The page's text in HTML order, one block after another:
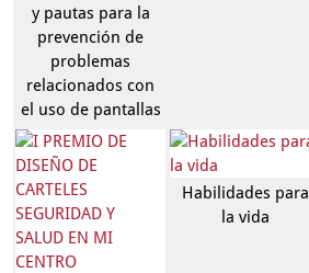
y pautas para la
prevención de
problemas
relacionados con
el uso de pantallas
Habilidades para
la vida